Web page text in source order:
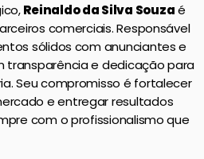
Reinaldo da Silva Souzaé
comerciais. Responsável
sólidos com anunciantes e
transparência e dedicação para
Seu compromisso é fortalecer
e entregar resultados
com o profissionalismo que